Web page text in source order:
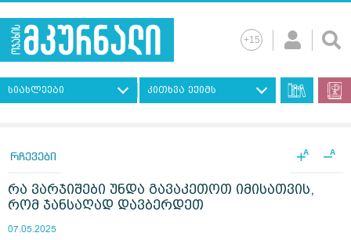
სიახლეები კითხვა ექიმს
რჩევები +A −A
რა ვარჯიშები უნდა გავაკეთოთ იმისათვის,
რომ ჯანსაღად დავბერდეთ
07.05.2025